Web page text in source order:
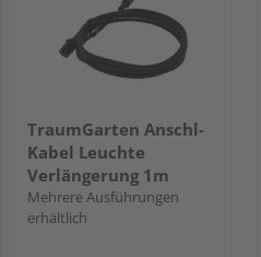
TraumGarten Anschl-
Kabel Leuchte
Verlängerung 1m
Mehrere Ausführungen
erhältlich